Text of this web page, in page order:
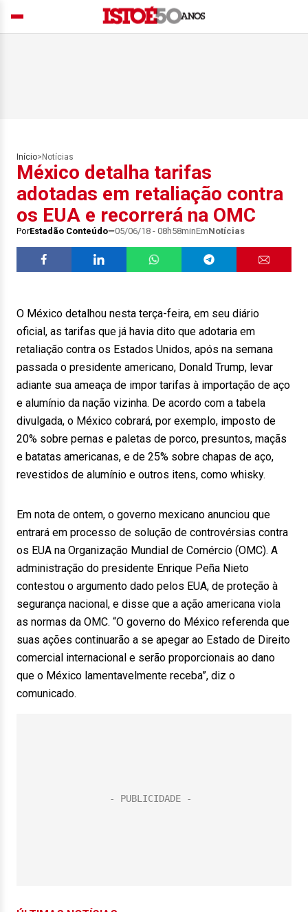
Início> Notícias
México detalha tarifas
adotadas em retaliação contra
os EUA e recorrerá na OMC
PorEstadão Conteúdo 05/06/18 - 08h58minEmNotícias
O México detalhou nesta terça-feira, em seu diário
oficial, as tarifas que já havia dito que adotaria em
retaliação contra os Estados Unidos, após na semana
passada o presidente americano, Donald Trump, levar
adiante sua ameaça de impor tarifas à importação de aço
e alumínio da nação vizinha. De acordo com a tabela
divulgada, o México cobrará, por exemplo, imposto de
20% sobre pernas e paletas de porco, presuntos, maçãs
e batatas americanas, e de 25% sobre chapas de aço,
revestidos de alumínio e outros itens, como whisky.
Em nota de ontem, o governo mexicano anunciou que
entrará em processo de solução de controvérsias contra
os EUA na Organização Mundial de Comércio (OMC). A
administração do presidente Enrique Peña Nieto
contestou o argumento dado pelos EUA, de proteção à
segurança nacional, e disse que a ação americana viola
as normas da OMC. “O governo do México referenda que
suas ações continuarão a se apegar ao Estado de Direito
comercial internacional e serão proporcionais ao dano
que o México lamentavelmente receba”, diz o
comunicado.